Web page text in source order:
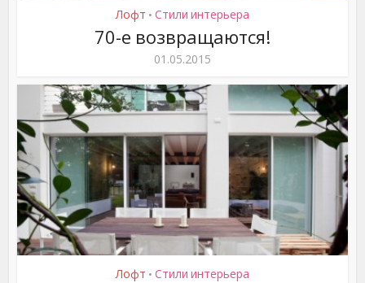
Лофт • Стили интерьера
70-е возвращаются!
01.05.2015
Лофт • Стили интерьера